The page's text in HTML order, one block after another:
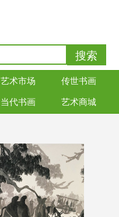
艺术市场 传世书画
当代书画 艺术商城